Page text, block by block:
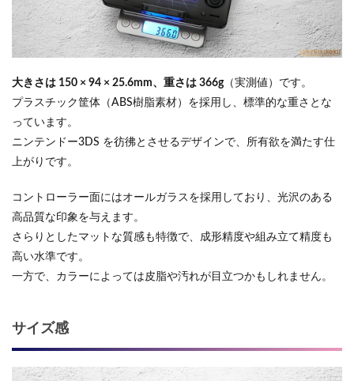
大きさは 150 × 94 × 25.6mm、重さは 366g（実測値）です。
プラスチック筐体（ABS樹脂素材）を採用し、標準的な重さとな
っています。
ニンテンドー3DS を彷彿とさせるデザインで、所有欲を満たす仕
上がりです。
コントローラー面にはオールガラスを採用しており、光沢のある
高品質な印象を与えます。
さらりとしたマットな質感も特徴で、成形精度や組み立て精度も
高い水準です。
一方で、カラーによっては皮脂や汚れが目立つかもしれません。
サイズ感